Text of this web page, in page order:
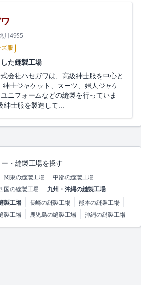
川4955
ズ服
た縫製工場
会社ハセガワは、高級紳士服を中心と
紳士ジャケット、スーツ、婦人ジャケ
ニフォームなどの縫製を行っていま
紳士服を製造して...
・縫製工場を探す
関東の縫製工場
中部の縫製工場
国の縫製工場
九州・沖縄の縫製工場
製工場 長崎の縫製工場
熊本の縫製工場
製工場 鹿児島の縫製工場 沖縄の縫製工場